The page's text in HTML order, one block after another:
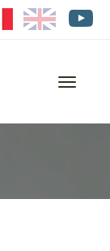
EN
Toggle